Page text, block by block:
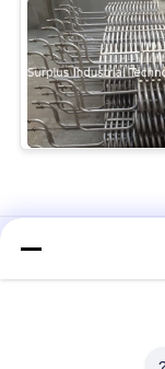
تاییدیه CE مبدل حرارتی انعطاف پذیری بالا PTFE ، بخاری آب کویل